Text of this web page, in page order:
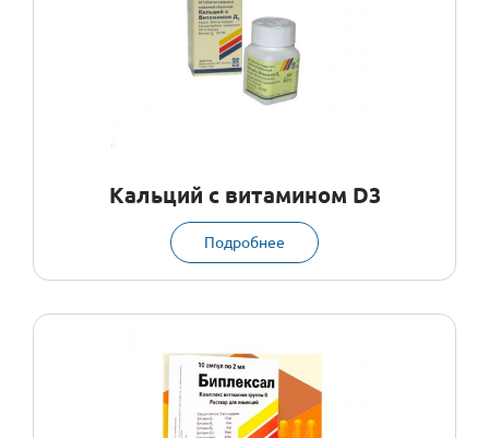
Кальций с витамином D3
Подробнее